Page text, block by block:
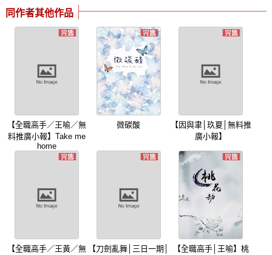
同作者其他作品
【全職高手／王喻／無
料推廣小報】Take me
home
微碳酸
【因與聿│玖夏│無料推
廣小報】
【全職高手／王黃／無
【刀劍亂舞│三日一期│
【全職高手│王喻】桃